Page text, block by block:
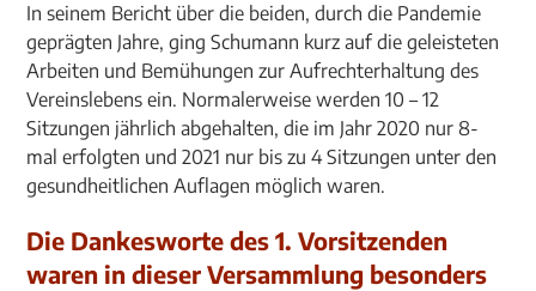
In seinem Bericht über die beiden, durch die Pandemie
geprägten Jahre, ging Schumann kurz auf die geleisteten
Arbeiten und Bemühungen zur Aufrechterhaltung des
Vereinslebens ein. Normalerweise werden 10 – 12
Sitzungen jährlich abgehalten, die im Jahr 2020 nur 8-
mal erfolgten und 2021 nur bis zu 4 Sitzungen unter den
gesundheitlichen Auflagen möglich waren.
Die Dankesworte des 1. Vorsitzenden
waren in dieser Versammlung besonders